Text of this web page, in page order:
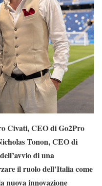
Civati, CEO di Go2Pro
Tonon, CEO di
di una
il ruolo dell’Italia come
nuova innovazione